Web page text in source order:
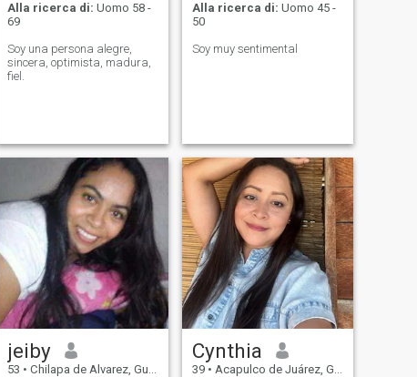
Alla ricerca di: Uomo 58 -
69
Soy una persona alegre,
sincera, optimista, madura,
fiel.
Alla ricerca di: Uomo 45 -
50
Soy muy sentimental
jeiby
53 • Chilapa de Alvarez, Guerrero, Messico
Cynthia
39 • Acapulco de Juárez, Guerrero, Messico